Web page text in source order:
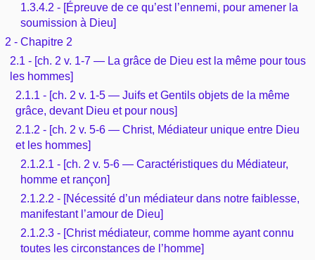
1.3.4.2 - [Épreuve de ce qu’est l’ennemi, pour amener la
soumission à Dieu]
2 - Chapitre 2
2.1 - [ch. 2 v. 1-7 — La grâce de Dieu est la même pour tous
les hommes]
2.1.1 - [ch. 2 v. 1-5 — Juifs et Gentils objets de la même
grâce, devant Dieu et pour nous]
2.1.2 - [ch. 2 v. 5-6 — Christ, Médiateur unique entre Dieu
et les hommes]
2.1.2.1 - [ch. 2 v. 5-6 — Caractéristiques du Médiateur,
homme et rançon]
2.1.2.2 - [Nécessité d’un médiateur dans notre faiblesse,
manifestant l’amour de Dieu]
2.1.2.3 - [Christ médiateur, comme homme ayant connu
toutes les circonstances de l’homme]